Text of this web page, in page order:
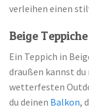
verleihen einen
Beige
Ein Teppich in
draußen kannst
wetterfesten
du deinen Balkon,